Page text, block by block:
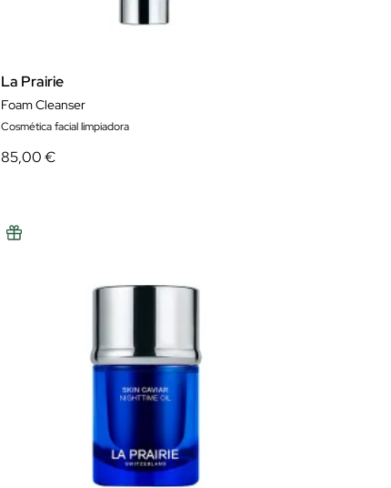
La Prairie
Foam Cleanser
Cosmética facial limpiadora
85,00 €